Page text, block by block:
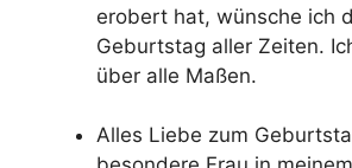
erobert hat, wünsche ich
Geburtstag aller Zeiten.
über alle Maßen.
Alles Liebe zum